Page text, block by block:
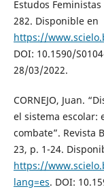
Estudos
282. Disponible en
https://
DOI: 10.1590/
28/03/2022.
CORNEJO, Juan.
el sistema escolar:
combate”. Revista
23, p. 1-24.
https://
lang=es. DOI: